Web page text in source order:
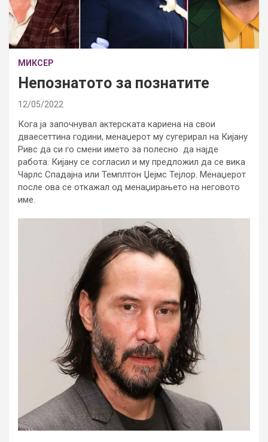
МИКСЕР
Непознатото за познатите
12/05/2022
Кога ја започнувал актерската кариена на свои
дваесеттина години, менаџерот му сугерирал на Кијану
Ривс да си го смени името за полесно да најде
работа. Кијану се согласил и му предложил да се вика
Чарлс Спадајна или Темплтон Џејмс Тејлор. Менаџерот
после ова се откажал од менаџирањето на неговото
име.